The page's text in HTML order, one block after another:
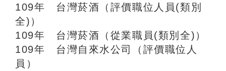
109年 台灣菸酒（評價職位人員(類別
全)）
109年 台灣菸酒（從業職員(類別全)）
109年 台灣自來水公司（評價職位人
員）